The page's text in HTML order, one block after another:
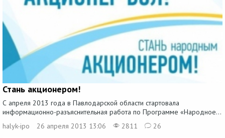
Стань акционером!
С апреля 2013 года в Павлодарской области стартовала
информационно-разъяснительная работа по Программе «Народное...
halyk-ipo
26 апреля 2013 13:06 2811 26